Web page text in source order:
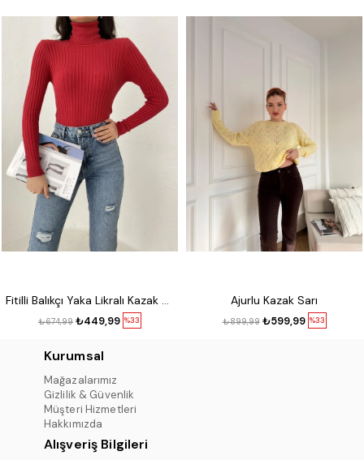
Fitilli Balıkçı Yaka Likralı Kazak Kırmızı
%33
₺449,99
₺674,99
Ajurlu Kazak Sarı
%33
₺599,99
₺899,99
Kurumsal
Mağazalarımız
Gizlilik & Güvenlik
Müşteri Hizmetleri
Hakkımızda
Alışveriş Bilgileri